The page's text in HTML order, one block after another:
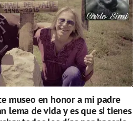
museo en honor a mi padre
lema de vida y es que si tienes